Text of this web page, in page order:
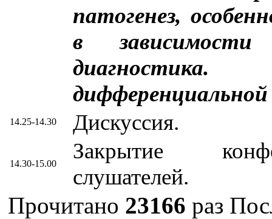
патогенез,
в
14.25-14.30 Дискуссия.
14.30-15.00
Закрытие
слушателей.
Прочитано 23166 раз